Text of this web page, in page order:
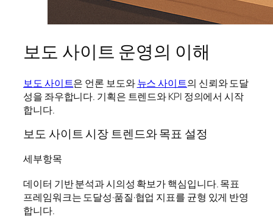
보도 사이트 운영의 이해
보도 사이트은 언론 보도와뉴스 사이트의 신뢰와 도달
성을 좌우합니다. 기획은 트렌드와 KPI 정의에서 시작
합니다.
보도 사이트 시장 트렌드와 목표 설정
세부항목
데이터 기반 분석과 시의성 확보가 핵심입니다. 목표
프레임워크는 도달성·품질·협업 지표를 균형 있게 반영
합니다.